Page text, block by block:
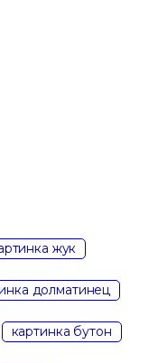
жук
долматинец
картинка бутон